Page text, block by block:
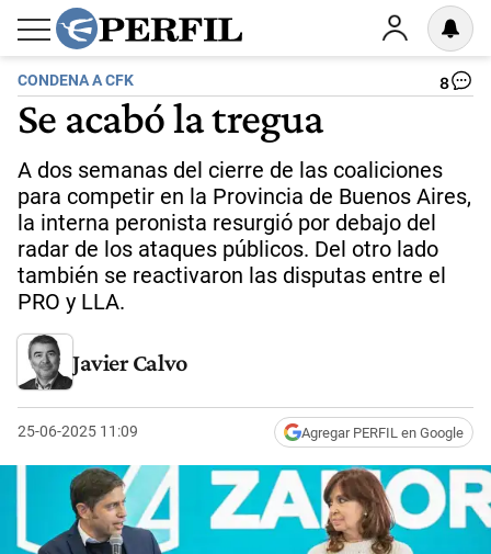
CONDENA A CFK 8
Se acabó la tregua
A dos semanas del cierre de las coaliciones
para competir en la Provincia de Buenos Aires,
la interna peronista resurgió por debajo del
radar de los ataques públicos. Del otro lado
también se reactivaron las disputas entre el
PRO y LLA.
Javier Calvo
25-06-2025 11:09 Agregar PERFIL en Google